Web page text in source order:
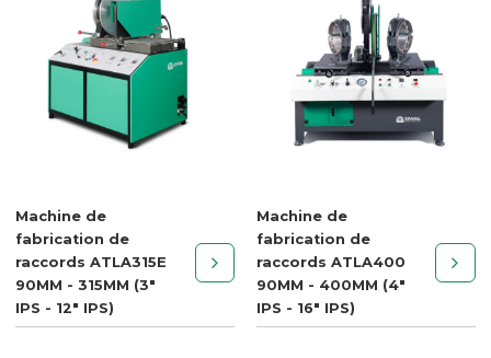
Machine de
fabrication de
raccords ATLA315E
90MM - 315MM (3"
IPS - 12" IPS)
Machine de
fabrication de
raccords ATLA400
90MM - 400MM (4"
IPS - 16" IPS)